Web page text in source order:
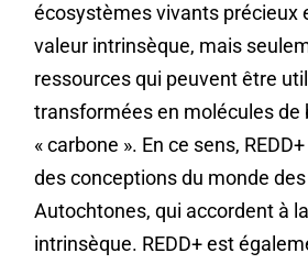
écosystèmes vivants précieux
valeur intrinsèque, mais
ressources qui peuvent être
transformées en molécules de
« carbone ». En ce sens,
des conceptions du monde
Autochtones, qui accordent à
intrinsèque. REDD+ est